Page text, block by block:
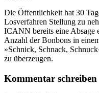
Die Öffentlichkeit hat 30
Losverfahren Stellung zu
ICANN bereits eine Absage
Anzahl der Bonbons in
»Schnick, Schnack,
zu überzeugen.
Kommentar schreiben